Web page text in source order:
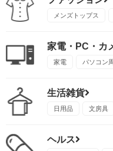
メンズトップス
家電・PC・カ
家電 パソコン
生活雑貨
日用品 文房具
ヘルス